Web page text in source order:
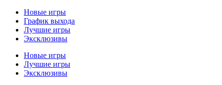
Новые игры
График выхода
Лучшие игры
Эксклюзивы
Новые игры
Лучшие игры
Эксклюзивы